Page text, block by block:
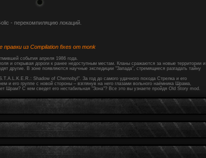
- перекомпиляцию локаций.
из Сompilation fixes от monk
события апреля 1986 года.
и открывая дороги к ранее недоступным местам. Кланы сражаются за новые территории и
другие. В зоне появляются научные экспедиции "Запада", стремящиеся разгадать тайну
Shadow of Chernobyl". За год до самого удачного похода Стрелка и его
и его группе с новой стороны – взглянув на него глазами вольного наёмника Шрама,
Шрам? С кем сведет его нестабильная "Зона"? Все это вы узнаете пройдя Old Story mod.